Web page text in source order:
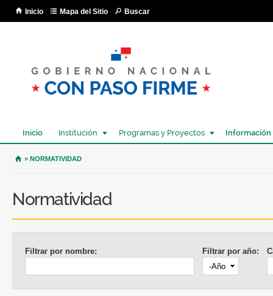
Inicio Mapa del Sitio Buscar
Inicio Institución Programas y Proyectos Información
USTED SE ENCUENTRA AQUÍ
» NORMATIVIDAD
Normatividad
Filtrar por nombre:
Filtrar por año:
Año